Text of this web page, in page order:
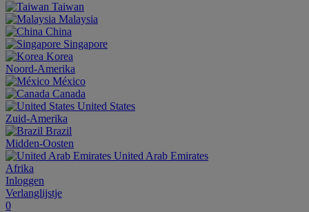
Taiwan
Malaysia
China
Singapore
Korea
Noord-Amerika
México
Canada
United States
Zuid-Amerika
Brazil
Midden-Oosten
United Arab Emirates
Afrika
Inloggen
Verlanglijstje
0